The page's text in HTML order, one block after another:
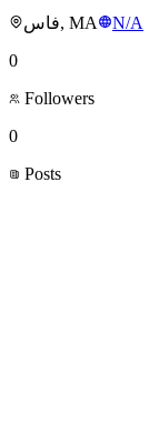
فاس, MA
N/A
0
Followers
0
Posts